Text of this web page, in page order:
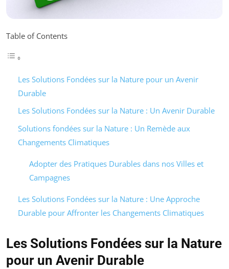
Table of Contents
Les Solutions Fondées sur la Nature pour un Avenir
Durable
Les Solutions Fondées sur la Nature : Un Avenir Durable
Solutions fondées sur la Nature : Un Remède aux
Changements Climatiques
Adopter des Pratiques Durables dans nos Villes et
Campagnes
Les Solutions Fondées sur la Nature : Une Approche
Durable pour Affronter les Changements Climatiques
Les Solutions Fondées sur la Nature
pour un Avenir Durable